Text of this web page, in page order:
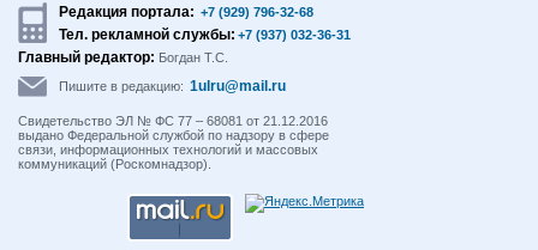
Редакция портала: +7 (929) 796-32-68
Тел. рекламной службы: +7 (937) 032-36-31
Главный редактор: Богдан Т.С.
Пишите в редакцию: 1ulru@mail.ru
Свидетельство ЭЛ № ФС 77 – 68081 от 21.12.2016
выдано Федеральной службой по надзору в сфере
связи, информационных технологий и массовых
коммуникаций (Роскомнадзор).